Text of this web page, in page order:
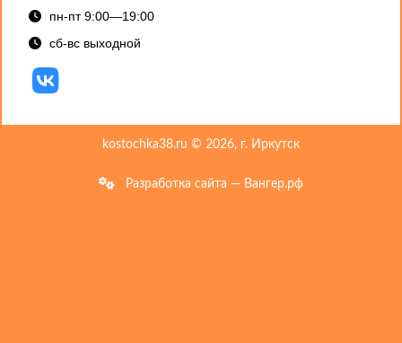
пн-пт 9:00—19:00
сб-вс выходной
kostochka38.ru © 2026, г. Иркутск
Разработка сайта — Вангер.рф